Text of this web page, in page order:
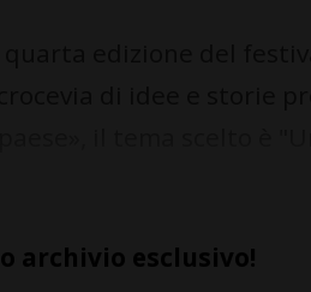
archivio esclusivo!